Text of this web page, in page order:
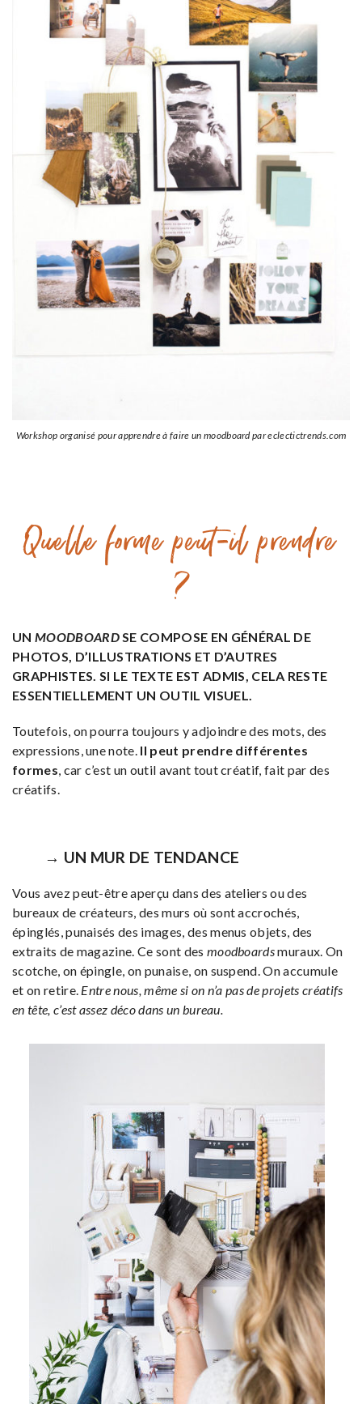
Workshop organisé pour apprendre à faire un moodboard par eclectictrends.com
Quelle forme peut-il prendre
?
UN MOODBOARDSE COMPOSE EN GÉNÉRAL DE
PHOTOS, D’ILLUSTRATIONS ET D’AUTRES
GRAPHISTES. SI LE TEXTE EST ADMIS, CELA RESTE
ESSENTIELLEMENT UN OUTIL VISUEL.
Toutefois, on pourra toujours y adjoindre des mots, des
expressions, une note. Il peut prendre différentes
formes, car c’est un outil avant tout créatif, fait par des
créatifs.
→ UN MUR DE TENDANCE
Vous avez peut-être aperçu dans des ateliers ou des
bureaux de créateurs, des murs où sont accrochés,
épinglés, punaisés des images, des menus objets, des
extraits de magazine. Ce sont des moodboardsmuraux. On
scotche, on épingle, on punaise, on suspend. On accumule
et on retire. Entre nous, même si on n’a pas de projets créatifs
en tête, c’est assez déco dans un bureau.